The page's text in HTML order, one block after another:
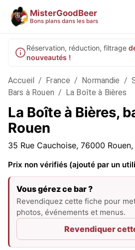
MisterGoodBeer
Bons plans dans les bars
Réservation, réduction, filtrage
nouveautés !
Accueil / France / Normandie /
Bars à Rouen / La Boîte à Bières
La Boîte à Bières,
Rouen
35 Rue Cauchoise, 76000
Prix non vérifiés (ajouté par un
Vous gérez ce bar ?
Revendiquez cette fiche pour
photos, événements et menus.
Revendiquer